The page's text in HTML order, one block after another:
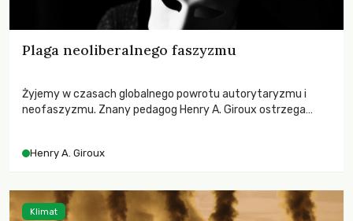
Plaga neoliberalnego faszyzmu
Żyjemy w czasach globalnego powrotu autorytaryzmu i
neofaszyzmu. Znany pedagog Henry A. Giroux ostrzega
wychowają świadomych obywateli?
Henry A. Giroux
Klimat